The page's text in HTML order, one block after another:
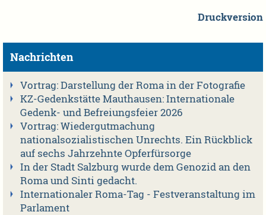
Druckversion
Nachrichten
Vortrag: Darstellung der Roma in der Fotografie
KZ-Gedenkstätte Mauthausen: Internationale
Gedenk- und Befreiungsfeier 2026
Vortrag: Wiedergutmachung
nationalsozialistischen Unrechts. Ein Rückblick
auf sechs Jahrzehnte Opferfürsorge
In der Stadt Salzburg wurde dem Genozid an den
Roma und Sinti gedacht.
Internationaler Roma-Tag - Festveranstaltung im
Parlament